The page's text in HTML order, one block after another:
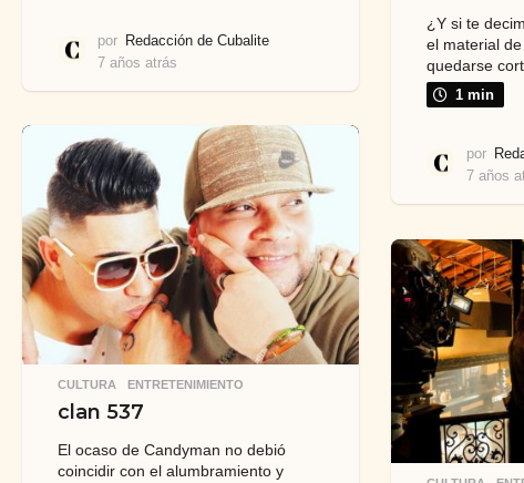
por Redacción de Cubalite
7 años atrás
á
s
¿Y si te
el material
quedarse
1 min
por
7 años
CULTURA ,ENTRETENIMIENTO
clan 537
El ocaso de Candyman no debió
coincidir con el alumbramiento y